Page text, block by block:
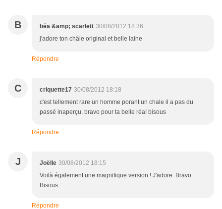
B béa &amp; scarlett 30/08/2012 18:36
j'adore ton châle original et belle laine
Répondre
C criquette17 30/08/2012 18:18
c'est tellement rare un homme porant un chale il a pas du
passé inaperçu, bravo pour ta belle réa! bisous
Répondre
J Joëlle 30/08/2012 18:15
Voilà également une magnifique version ! J'adore. Bravo.
Bisous
Répondre